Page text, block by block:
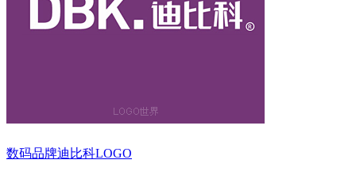
数码品牌迪比科LOGO